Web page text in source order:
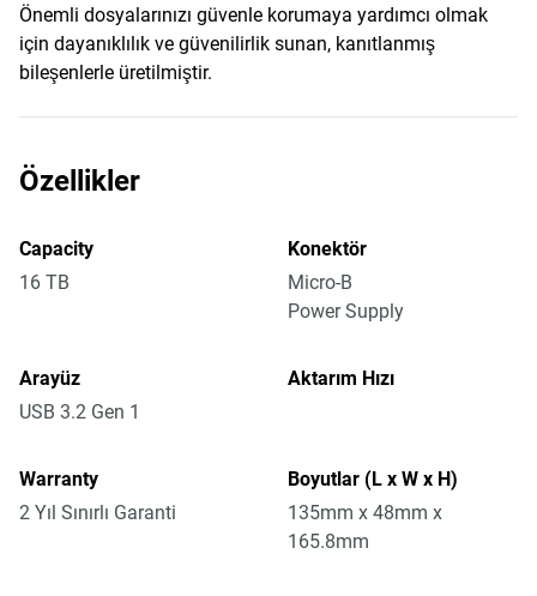
Önemli dosyalarınızı güvenle korumaya yardımcı olmak
için dayanıklılık ve güvenilirlik sunan, kanıtlanmış
bileşenlerle üretilmiştir.
Özellikler
Capacity
16 TB
Konektör
Micro-B
Power Supply
Arayüz
USB 3.2 Gen 1
Aktarım Hızı
Warranty
2 Yıl Sınırlı Garanti
Boyutlar (L x W x H)
135mm x 48mm x
165.8mm